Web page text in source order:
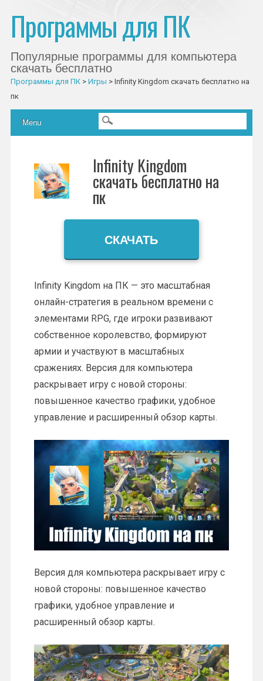
Программы для ПК
Популярные программы для компьютера
скачать бесплатно
Программы для ПК> Игры > Infinity Kingdom скачать бесплатно на
пк
Главное меню
Skip to content
Menu
Infinity Kingdom
скачать бесплатно на
пк
СКАЧАТЬ
Infinity Kingdom на ПК — это масштабная
онлайн-стратегия в реальном времени с
элементами RPG, где игроки развивают
собственное королевство, формируют
армии и участвуют в масштабных
сражениях. Версия для компьютера
раскрывает игру с новой стороны:
повышенное качество графики, удобное
управление и расширенный обзор карты.
Версия для компьютера раскрывает игру с
новой стороны: повышенное качество
графики, удобное управление и
расширенный обзор карты.